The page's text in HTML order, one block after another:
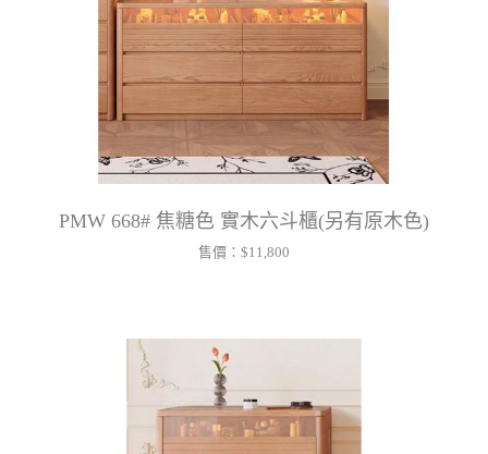
PMW 668# 焦糖色 實木六斗櫃(另有原木色)
售價： $11,800